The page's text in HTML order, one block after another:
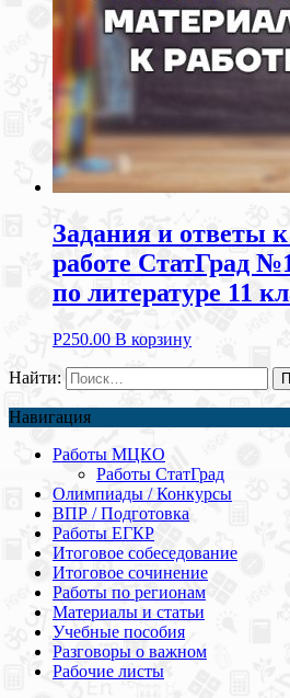
Задания и ответы
работе СтатГрад
по литературе 11
Р250.00 В корзину
Найти:
Навигация
Работы МЦКО
Работы СтатГрад
Олимпиады / Конкурсы
ВПР / Подготовка
Работы ЕГКР
Итоговое собеседование
Итоговое сочинение
Работы по регионам
Материалы и статьи
Учебные пособия
Разговоры о важном
Рабочие листы